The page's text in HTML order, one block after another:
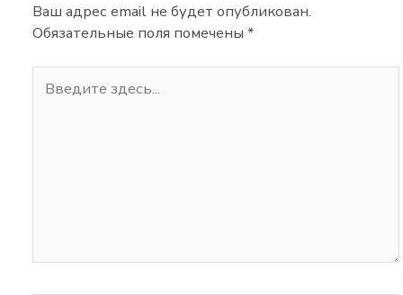
Ваш адрес email не будет опубликован.
Обязательные поля помечены*